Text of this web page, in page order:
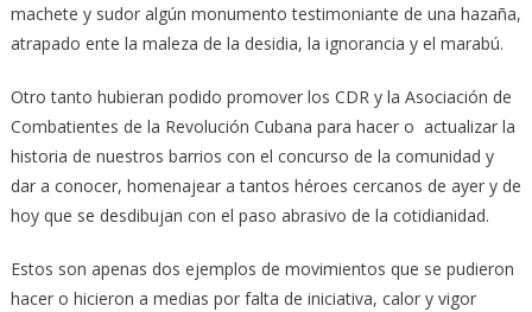
machete y sudor algún monumento testimoniante de una hazaña,
atrapado ente la maleza de la desidia, la ignorancia y el marabú.
Otro tanto hubieran podido promover los CDR y la Asociación de
Combatientes de la Revolución Cubana para hacer o actualizar la
historia de nuestros barrios con el concurso de la comunidad y
dar a conocer, homenajear a tantos héroes cercanos de ayer y de
hoy que se desdibujan con el paso abrasivo de la cotidianidad.
Estos son apenas dos ejemplos de movimientos que se pudieron
hacer o hicieron a medias por falta de iniciativa, calor y vigor